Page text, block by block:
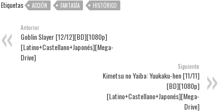
Etiquetas ACCIÓN FANTASÍA HISTÓRICO
Anterior
Goblin Slayer [12/12][BD][1080p]
[Latino+Castellano+Japonés][Mega-
Drive]
Siguiente
Kimetsu no Yaiba: Yuukaku-hen [11/11]
[BD][1080p]
[Latino+Castellano+Japonés][Mega-
Drive]